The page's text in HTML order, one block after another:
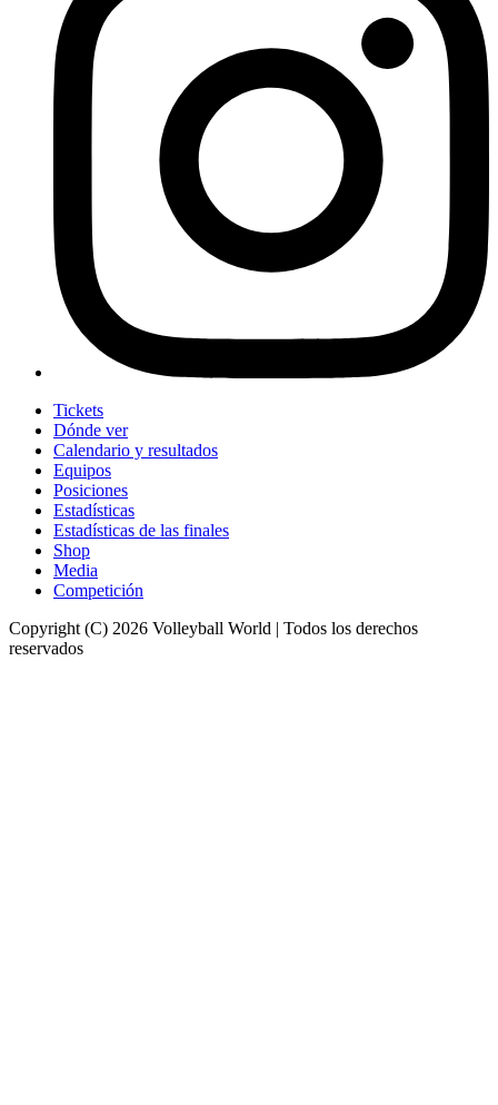
Tickets
Dónde ver
Calendario y resultados
Equipos
Posiciones
Estadísticas
Estadísticas de las finales
Shop
Media
Competición
Copyright (C) 2026 Volleyball World | Todos los derechos
reservados